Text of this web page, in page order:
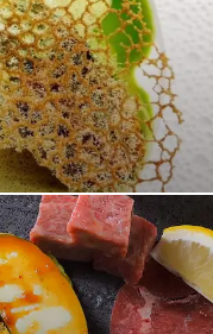
見る
！当店自慢のランチセ
。 デザートは+330円で
おります。 営業日は
フランス料理ポーレ